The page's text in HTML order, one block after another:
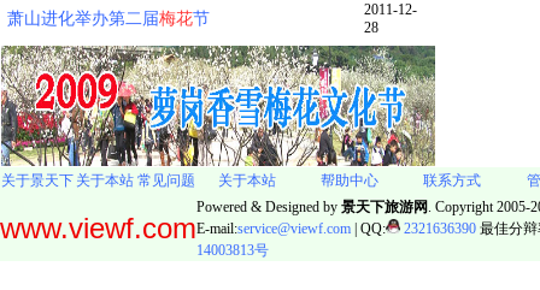
萧山进化举办第二届梅花节
2011-12-
28
关于景天下 关于本站 常见问题 关于本站 帮助中心 联系方式
www.viewf.com
Powered & Designed by 景天下旅游网 . Copyright 2005-
E-mail:service@viewf.com | QQ: 2321636390 最佳分
14003813号